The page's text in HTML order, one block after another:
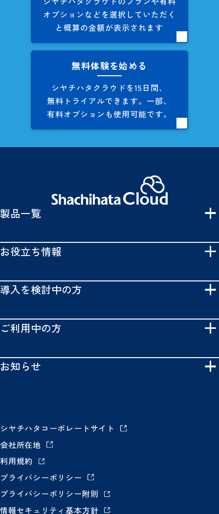
オプションなどを選択していただく
と概算の金額が表示されます
無料体験を始める
シヤチハタクラウドを15日間、
無料トライアルできます。 一部、
有料オプションも使用可能です。
製品一覧
お役立ち情報
導入を検討中の方
ご利用中の方
お知らせ
シヤチハタコーポレートサイト
会社所在地
利用規約
プライバシーポリシー
プライバシーポリシー附則
情報セキュリティ基本方針